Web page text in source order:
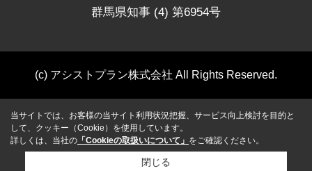
群馬県知事 (4) 第6954号
(c) アシストプラン株式会社 All Rights Reserved.
当サイトでは、お客様の当サイト利用状況把握、サービス向上検討を目的と
して、クッキー（Cookie）を使用しています。
詳しくは、当社の 「Cookieの取扱いについて」 をご確認ください。
閉じる